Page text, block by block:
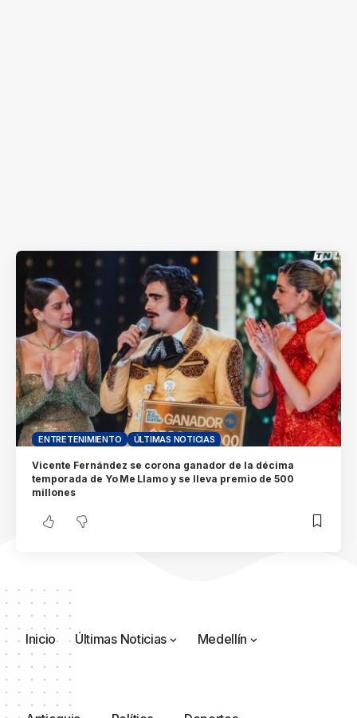
ENTRETENIMIENTO ÚLTIMAS NOTICIAS
Vicente Fernández se corona ganador de la décima
temporada de Yo Me Llamo y se lleva premio de 500
millones
Inicio Últimas Noticias Medellín